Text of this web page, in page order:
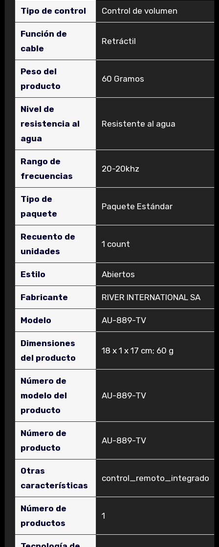
Tipo de control ‎Control de volumen
Función de
cable
‎Retráctil
Peso del
producto
‎60 Gramos
Nivel de
resistencia al
agua
‎Resistente al agua
Rango de
frecuencias
‎20-20khz
Tipo de
paquete
‎Paquete Estándar
Recuento de
unidades
‎1 count
Estilo ‎Abiertos
Fabricante ‎RIVER INTERNATIONAL SA
Modelo ‎AU-889-TV
Dimensiones
del producto
‎18 x 1 x 17 cm; 60 g
Número de
modelo del
producto
‎AU-889-TV
Número de
producto
‎AU-889-TV
Otras
características
‎control_remoto_integrado
Número de
productos
‎1